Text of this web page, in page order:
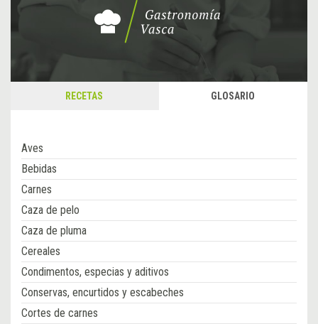
RECETAS GLOSARIO
Aves
Bebidas
Carnes
Caza de pelo
Caza de pluma
Cereales
Condimentos, especias y aditivos
Conservas, encurtidos y escabeches
Cortes de carnes